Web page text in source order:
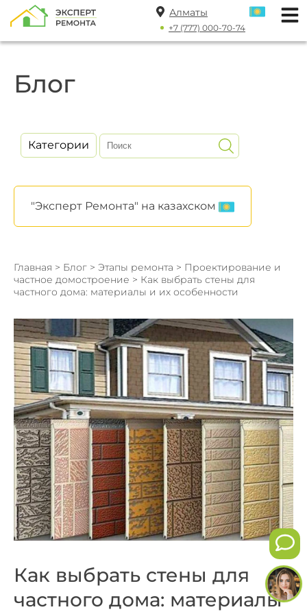
Алматы
+7 (777) 000-70-74
Блог
Категории
"Эксперт Ремонта" на казахском
Главная > Блог > Этапы ремонта > Проектирование и
частное домостроение > Как выбрать стены для
частного дома: материалы и их особенности
Как выбрать стены для
частного дома: материалы